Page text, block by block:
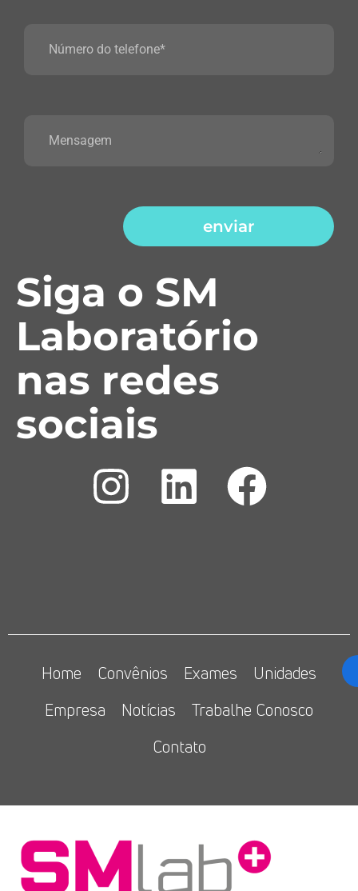
enviar
Siga o SM
Laboratório
nas redes
sociais
Home Convênios Exames
Unidades
Empresa
Notícias
Trabalhe Conosco
Contato